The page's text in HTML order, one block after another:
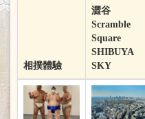
相撲體驗
澀谷
Scramble
Square
SHIBUYA
SKY